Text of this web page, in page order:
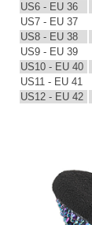
US6 - EU 36
US7 - EU 37
US8 - EU 38
US9 - EU 39
US10 - EU 40
US11 - EU 41
US12 - EU 42